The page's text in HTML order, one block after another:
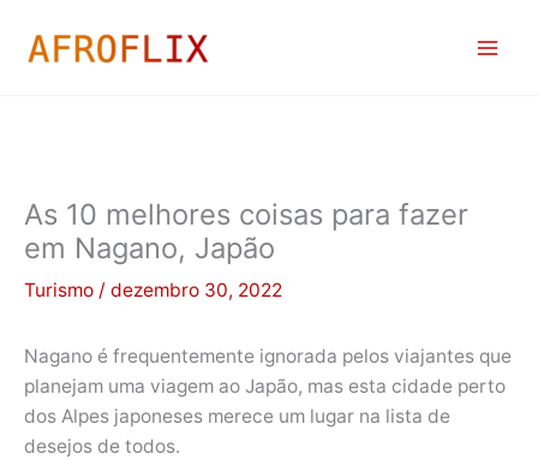
para
As 10 melhores coisas para fazer
em Nagano, Japão
Turismo / dezembro 30, 2022
Nagano é frequentemente ignorada pelos viajantes que
planejam uma viagem ao Japão, mas esta cidade perto
dos Alpes japoneses merece um lugar na lista de
desejos de todos.